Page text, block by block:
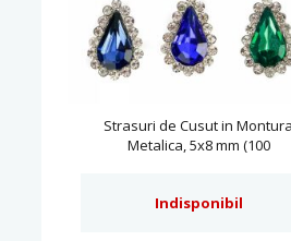
Strasuri de Cusut in Montura
Metalica, 5x8 mm (100
Indisponibil